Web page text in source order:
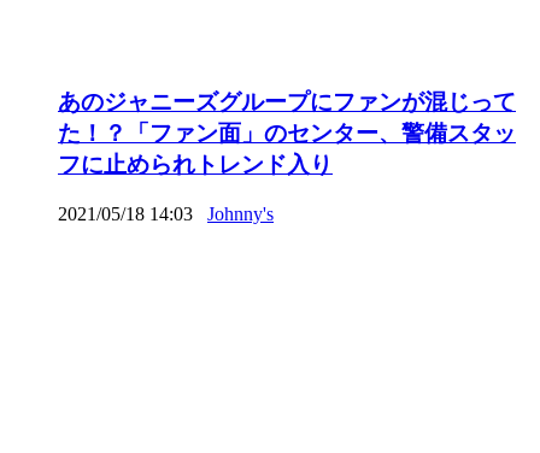
あのジャニーズグループにファンが混じって
た！？「ファン面」のセンター、警備スタッ
フに止められトレンド入り
2021/05/18 14:03 Johnny's